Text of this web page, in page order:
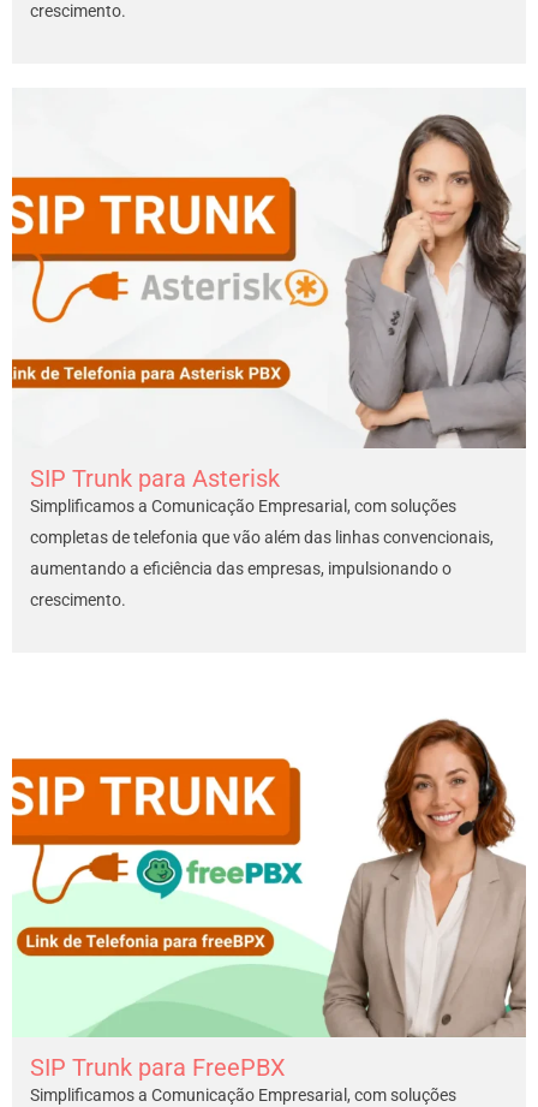
crescimento.
SIP Trunk para Asterisk
Simplificamos a Comunicação Empresarial, com soluções
completas de telefonia que vão além das linhas convencionais,
aumentando a eficiência das empresas, impulsionando o
crescimento.
SIP Trunk para FreePBX
Simplificamos a Comunicação Empresarial, com soluções